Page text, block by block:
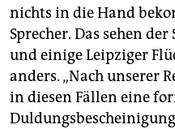
nichts in die Hand
Sprecher. Das sehen
und einige Leipziger
anders. „Nach unserer
in diesen Fällen eine